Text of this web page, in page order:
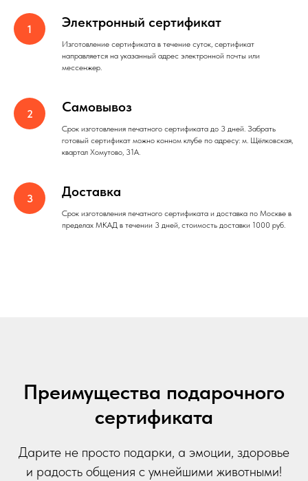
Электронный сертификат
Изготовление сертификата в течение суток, сертификат
направляется на указанный адрес электронной почты или
мессенжер.
Самовывоз
Срок изготовления печатного сертификата до 3 дней. Забрать
готовый сертификат можно конном клубе по адресу: м. Щёлковская,
квартал Хомутово, 31А.
Доставка
Срок изготовления печатного сертификата и доставка по Москве в
пределах МКАД в течении 3 дней, стоимость доставки 1000 руб.
Преимущества подарочного
сертификата
Дарите не просто подарки, а эмоции, здоровье
и радость общения с умнейшими животными!